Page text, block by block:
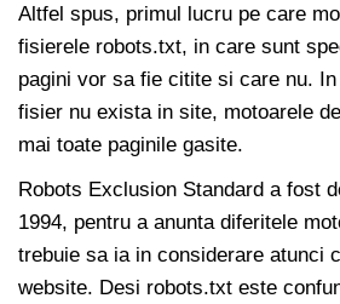
Altfel spus, primul lucru pe care
fisierele robots.txt, in care sunt
pagini vor sa fie citite si care nu.
fisier nu exista in site, motoarele
mai toate paginile gasite.
Robots Exclusion Standard a fost
1994, pentru a anunta diferitele
trebuie sa ia in considerare atunci
website. Desi robots.txt este